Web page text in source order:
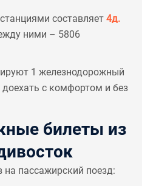
составляет 4д.
ними – 5806
1 железнодорожный
с комфортом и без
билеты из
на пассажирский поезд: